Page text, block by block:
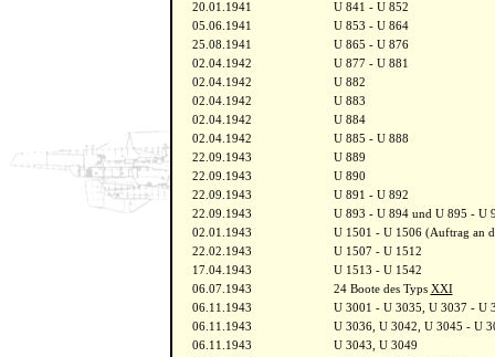
20.01.1941
U 841 - U 852
05.06.1941
U 853 - U 864
25.08.1941
U 865 - U 876
02.04.1942
U 877 - U 881
02.04.1942
U 882
02.04.1942
U 883
02.04.1942
U 884
02.04.1942
U 885 - U 888
22.09.1943
U 889
22.09.1943
U 890
22.09.1943
U 891 - U 892
22.09.1943
U 893 - U 894 und U 895 - U
02.01.1943
U 1501 - U 1506 (Auftrag an
22.02.1943
U 1507 - U 1512
17.04.1943
U 1513 - U 1542
06.07.1943
24 Boote des Typs XXI
06.11.1943
U 3001 - U 3035, U 3037 - U
06.11.1943
U 3036, U 3042, U 3045 - U
06.11.1943
U 3043, U 3049